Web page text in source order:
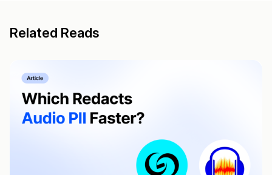
Related Reads